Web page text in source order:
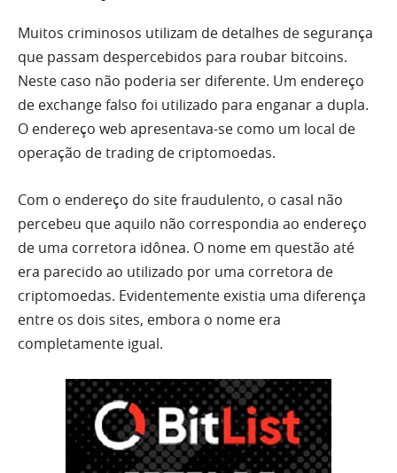
Muitos criminosos utilizam de detalhes de segurança
que passam despercebidos para roubar bitcoins.
Neste caso não poderia ser diferente. Um endereço
de exchange falso foi utilizado para enganar a dupla.
O endereço web apresentava-se como um local de
operação de trading de criptomoedas.
Com o endereço do site fraudulento, o casal não
percebeu que aquilo não correspondia ao endereço
de uma corretora idônea. O nome em questão até
era parecido ao utilizado por uma corretora de
criptomoedas. Evidentemente existia uma diferença
entre os dois sites, embora o nome era
completamente igual.